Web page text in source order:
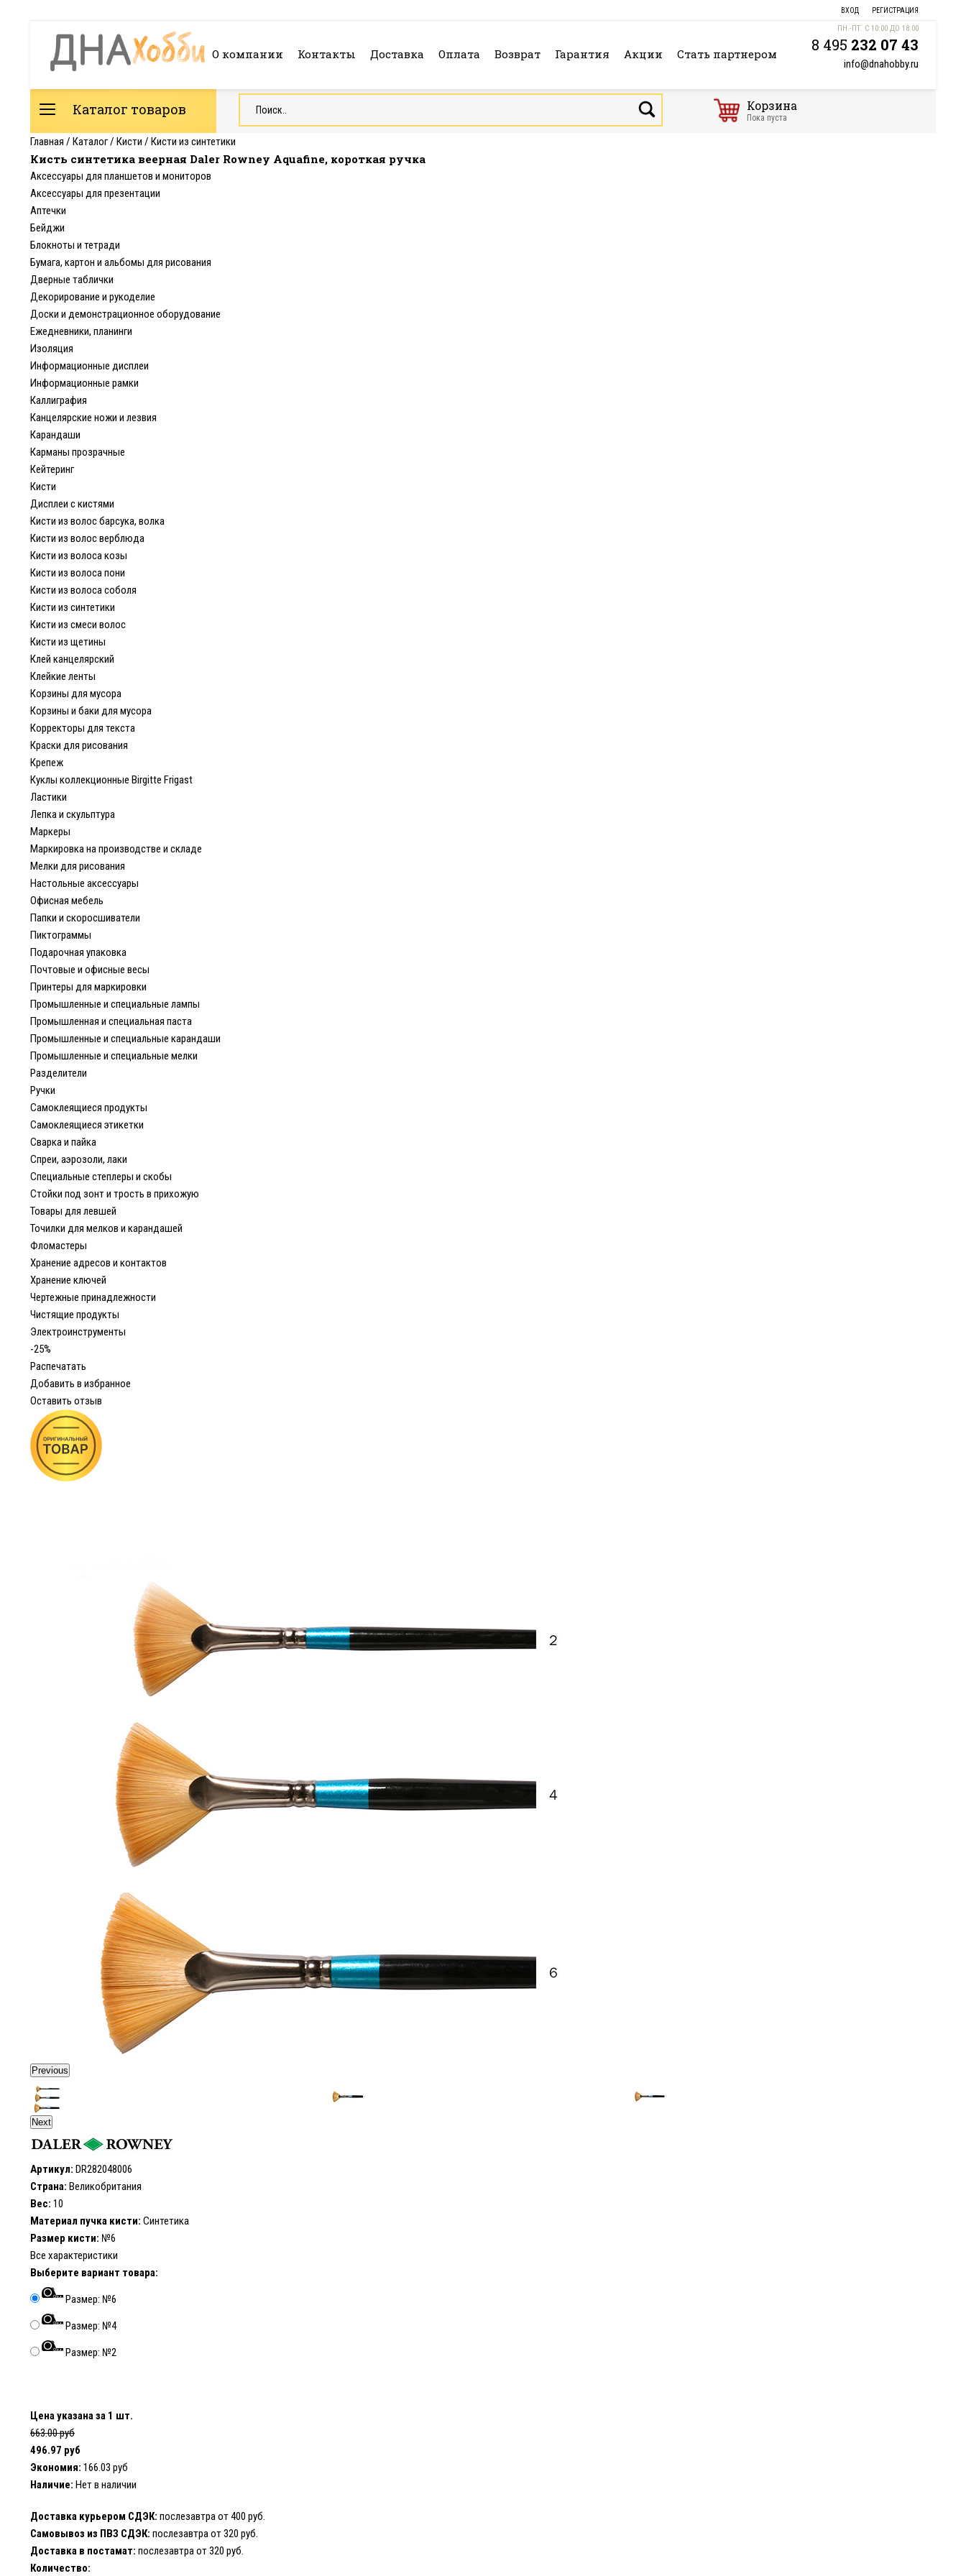
ВХОД РЕГИСТРАЦИЯ
О компании Контакты Доставка Оплата Возврат Гарантия Акции Стать партнером
ПН.-ПТ. С 10:00 ДО 18:00
8 495 232 07 43
info@dnahobby.ru
Каталог товаров Корзина
Пока пуста
Главная / Каталог/ Кисти / Кисти из синтетики
Кисть синтетика веерная Daler Rowney Aquafine, короткая ручка
Аксессуары для планшетов и мониторов
Аксессуары для презентации
Аптечки
Бейджи
Блокноты и тетради
Бумага, картон и альбомы для рисования
Дверные таблички
Декорирование и рукоделие
Доски и демонстрационное оборудование
Ежедневники, планинги
Изоляция
Информационные дисплеи
Информационные рамки
Каллиграфия
Канцелярские ножи и лезвия
Карандаши
Карманы прозрачные
Кейтеринг
Кисти
Дисплеи с кистями
Кисти из волос барсука, волка
Кисти из волос верблюда
Кисти из волоса козы
Кисти из волоса пони
Кисти из волоса соболя
Кисти из синтетики
Кисти из смеси волос
Кисти из щетины
Клей канцелярский
Клейкие ленты
Корзины для мусора
Корзины и баки для мусора
Корректоры для текста
Краски для рисования
Крепеж
Куклы коллекционные Birgitte Frigast
Ластики
Лепка и скульптура
Маркеры
Маркировка на производстве и складе
Мелки для рисования
Настольные аксессуары
Офисная мебель
Папки и скоросшиватели
Пиктограммы
Подарочная упаковка
Почтовые и офисные весы
Принтеры для маркировки
Промышленные и специальные лампы
Промышленная и специальная паста
Промышленные и специальные карандаши
Промышленные и специальные мелки
Разделители
Ручки
Самоклеящиеся продукты
Самоклеящиеся этикетки
Сварка и пайка
Спреи, аэрозоли, лаки
Специальные степлеры и скобы
Стойки под зонт и трость в прихожую
Товары для левшей
Точилки для мелков и карандашей
Фломастеры
Хранение адресов и контактов
Хранение ключей
Чертежные принадлежности
Чистящие продукты
Электроинструменты
-25%
Распечатать
Добавить в избранное
Оставить отзыв
Previous
Next
Артикул: DR282048006
Страна: Великобритания
Вес: 10
Материал пучка кисти: Синтетика
Размер кисти: №6
Все характеристики
Выберите вариант товара:
Размер: №6
Размер: №4
Размер: №2
Цена указана за 1 шт.
663.00 руб
496.97 руб
Экономия: 166.03 руб
Наличие: Нет в наличии
Доставка курьером СДЭК: послезавтра от 400 руб.
Самовывоз из ПВЗ СДЭК: послезавтра от 320 руб.
Доставка в постамат: послезавтра от 320 руб.
Количество: